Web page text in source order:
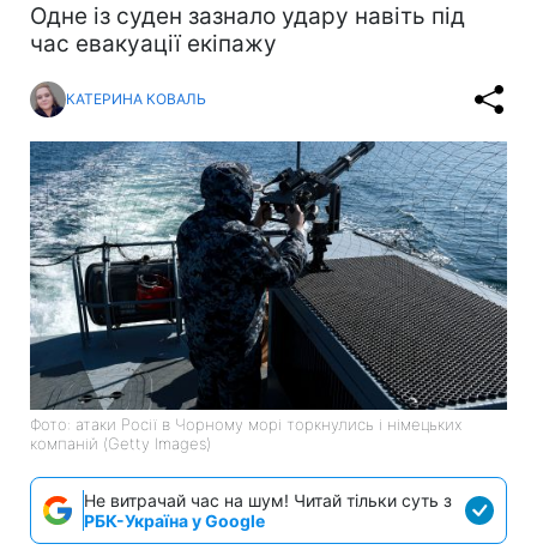
Одне із суден зазнало удару навіть під
час евакуації екіпажу
КАТЕРИНА КОВАЛЬ
Фото: атаки Росії в Чорному морі торкнулись і німецьких
компаній (Getty Images)
Не витрачай час на шум! Читай тільки суть з
РБК-Україна у Google